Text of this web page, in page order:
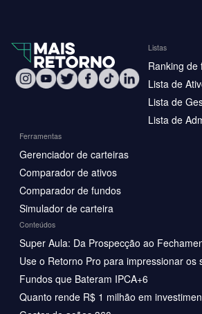
Listas
Ranking de
Lista de
Lista de
Lista de
Ferramentas
Gerenciador de carteiras
Comparador de ativos
Comparador de fundos
Simulador de carteira
Conteúdos
Super Aula: Da Prospecção ao
Use o Retorno Pro para impressionar os
Fundos que Bateram IPCA+6
Quanto rende R$ 1 milhão em